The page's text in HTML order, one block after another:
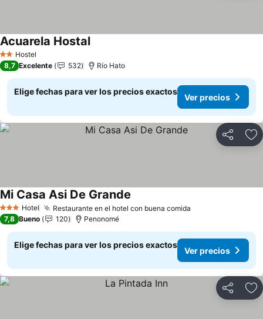
2 Estrellas
Hostel
Acuarela HostalVer precios
8,7 Excelente 532 Río Hato
Elige fechas para ver los precios exactos
Ver precios
Compartir
3 Estrellas
Hotel Restaurante en el hotel con buena comida
Mi Casa Asi De Grande
7,8 Bueno 120 Penonomé
Elige fechas para ver los precios exactos
Ver precios
Compartir